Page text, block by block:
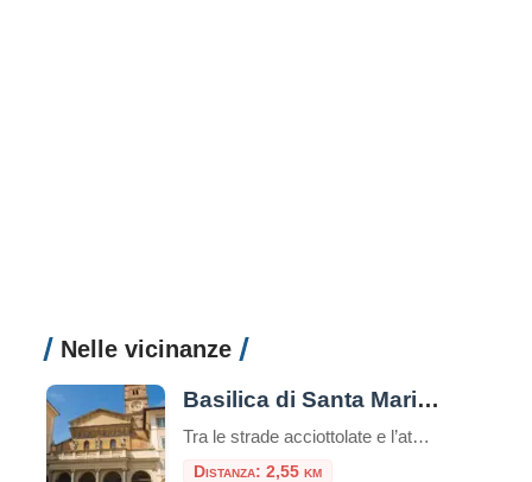
Nelle vicinanze
Basilica di Santa Maria in Trastevere
Tra le strade acciottolate e l’atmosfera bohémienne del quartiere Trastevere, sorge una delle più antiche e affascinanti chiese di Roma: la Basilica di Santa Maria in Trastevere. Un luogo che unisce spiritualità, storia e bellezza artistica in un unico colpo d’occhio. Un’antichità che affascina Secondo la tradizione, la basilica fu fondata nel III secolo d.C. […]
Distanza: 2,55 km